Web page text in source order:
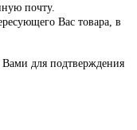
почту.
Вас товара, в
для подтверждения